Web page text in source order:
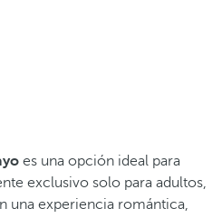
es una opción ideal para
exclusivo solo para adultos,
una experiencia romántica,